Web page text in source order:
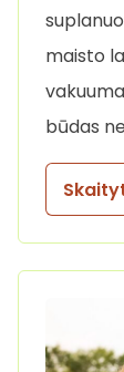
maisto
būdas